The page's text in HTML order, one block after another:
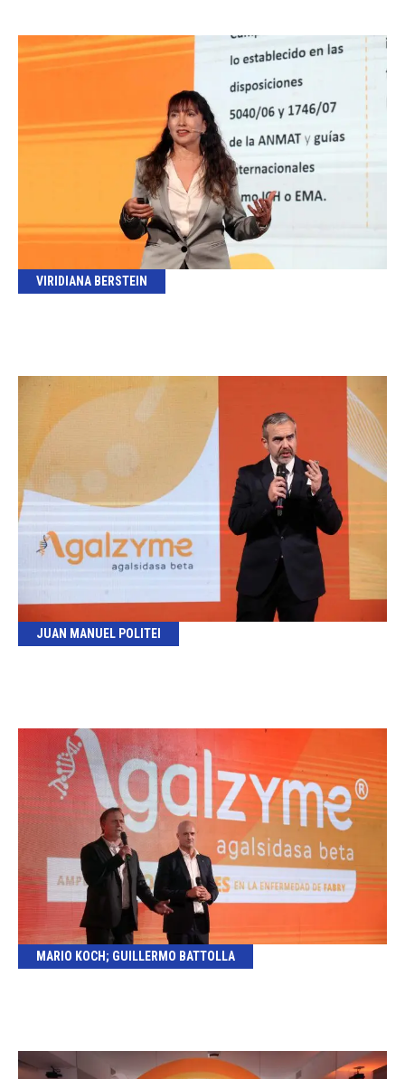
VIRIDIANA BERSTEIN
JUAN MANUEL POLITEI
MARIO KOCH; GUILLERMO BATTOLLA